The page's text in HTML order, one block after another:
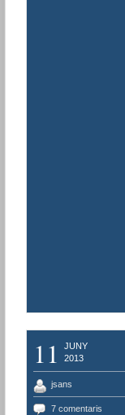
11
JUNY
2013
jsans
7 comentaris